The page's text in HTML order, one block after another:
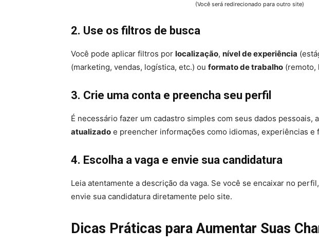
(Você será redirecionado para outro site)
2. Use os filtros de busca
Você pode aplicar filtros por localização, nível de experiência
(marketing, vendas, logística, etc.) ou formato de trabalho (remoto,
3. Crie uma conta e preencha seu perfil
É necessário fazer um cadastro simples com seus dados pessoais,
atualizado e preencher informações como idiomas, experiências e
4. Escolha a vaga e envie sua candidatura
Leia atentamente a descrição da vaga. Se você se encaixar no
envie sua candidatura diretamente pelo site.
Dicas Práticas para Aumentar Suas